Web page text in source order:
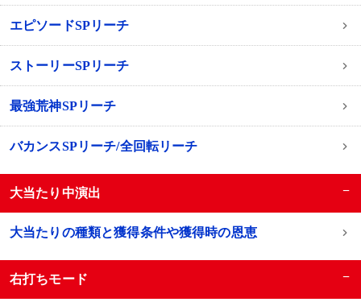
エピソードSPリーチ
ストーリーSPリーチ
最強荒神SPリーチ
バカンスSPリーチ/全回転リーチ
大当たり中演出 −
大当たりの種類と獲得条件や獲得時の恩恵
右打ちモード −